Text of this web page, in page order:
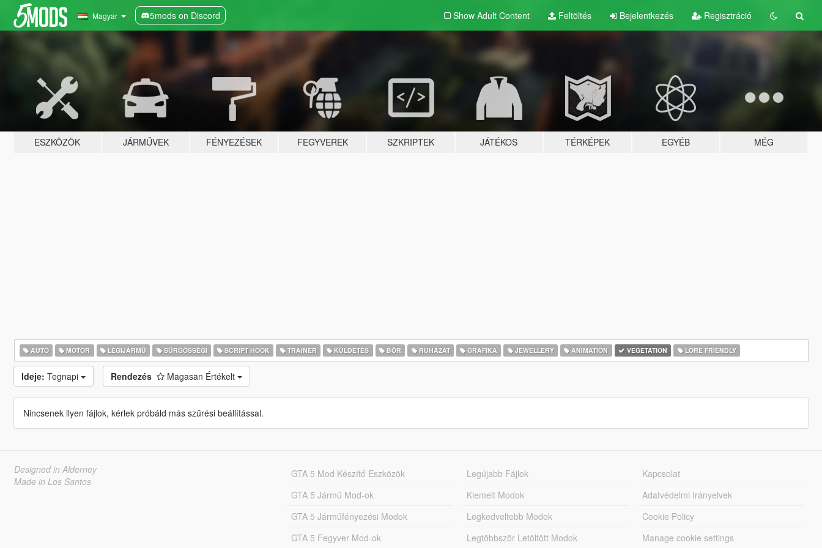
Magyar 5mods on Discord Show Adult Content Feltöltés Bejelentkezés Regisztráció
ESZKÖZÖK JÁRMŰVEK FÉNYEZÉSEK FEGYVEREK SZKRIPTEK JÁTÉKOS TÉRKÉPEK EGYÉB MÉG
AUTÓ MOTOR LÉGIJÁRMŰ SŰRGŐSSÉGI SCRIPT HOOK TRAINER KÜLDETÉS BŐR RUHÁZAT GRAFIKA JEWELLERY ANIMATION VEGETATION LORE FRIENDLY
Ideje: Tegnapi Rendezés Magasan Értékelt
Nincsenek ilyen fájlok, kérlek próbáld más szűrési beállítással.
Designed in Alderney
Made in Los Santos
GTA 5 Mod Készítő Eszközök
GTA 5 Jármű Mod-ok
GTA 5 Járműfényezési Modok
GTA 5 Fegyver Mod-ok
Legújabb Fájlok
Kiemelt Modok
Legkedveltebb Modok
Legtöbbször Letöltött Modok
Kapcsolat
Adatvédelmi Irányelvek
Cookie Policy
Manage cookie settings